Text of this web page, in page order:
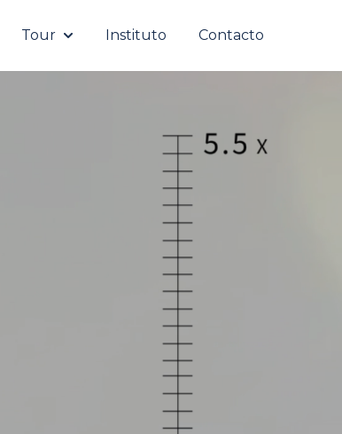
Tour
Show submenu for Tour
Instituto Contacto